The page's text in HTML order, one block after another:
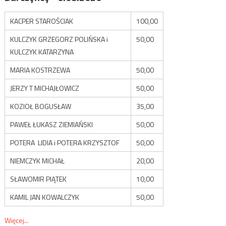
KACPER STAROŚCIAK
100,00
KULCZYK GRZEGORZ POLIŃSKA i
KULCZYK KATARZYNA
50,00
MARIA KOSTRZEWA
50,00
JERZY T MICHAJŁOWICZ
50,00
KOZIOŁ BOGUSŁAW
35,00
PAWEŁ ŁUKASZ ZIEMIAŃSKI
50,00
POTERA LIDIA i POTERA KRZYSZTOF
50,00
NIEMCZYK MICHAŁ
20,00
SŁAWOMIR PIĄTEK
10,00
KAMIL JAN KOWALCZYK
50,00
Więcej...